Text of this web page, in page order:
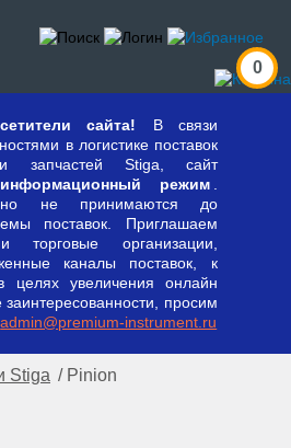
0
сайта!
В связи
в логистике поставок
и запчастей Stiga, сайт
информационный режим
не принимаются до
поставок. Приглашаем
торговые организации,
каналы поставок, к
целях увеличения онлайн
просим
admin@premium-instrument.ru
Stiga / Pinion